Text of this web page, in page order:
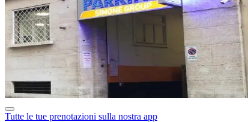
Tutte le tue prenotazioni sulla nostra app